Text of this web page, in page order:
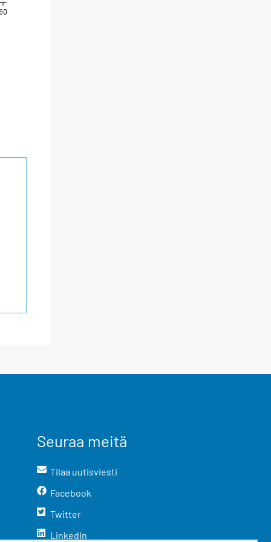
Seuraa meitä
Tilaa uutisviesti
Facebook
Twitter
LinkedIn